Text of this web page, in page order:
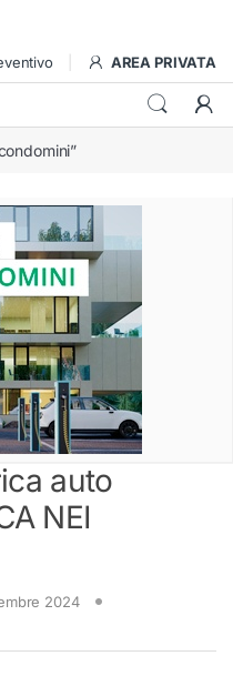
AREA PRIVATA
auto
NEI
2024